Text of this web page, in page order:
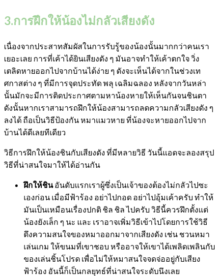
3.การฝึกให้น้องไม่กลัวเสียงดัง
เนื่องจากประสาทสัมผัสในการรับรู้ของน้องนั้นมากกว่าคนเรา
เยอะเลย การที่เค้าได้ยินเสียงดัง ๆ มันอาจทำให้เค้าตกใจ วิ่ง
เตลิดหายออกไปจากบ้านได้ง่าย ๆ ดังจะเห็นได้จากในช่วงเท
ศกาสต่าง ๆ ที่มีการจุดประทัด พลุ เฉลิมฉลอง หลังจากวันหล่า
นั้นมักจะมีการติดประกาศตามหาน้องหายให้เห็นกันจนชินตา
ดังนั้นหากเราสามารถฝึกให้น้องสามารถลดความกลัวเสียงดัง ๆ
ลงได้ ถือเป็นวิธีป้องกัน หมาแมวหาย ที่น้องจะหายออกไปจาก
บ้านได้ดีเลยทีเดียว
วิธีการฝึกให้น้องชินกับเสียงดัง ที่มีหลายวิธี วันนี้แอดจะลองสรุป
วิธีที่น่าสนใจมาให้ได้อ่านกัน
ฝึกให้ชินอันดับแรกเราผู้ซึ่งเป็นเจ้าของต้องไม่กลัวไปซะ
เองก่อน เมื่อมีฟ้าร้อง อย่าไปกอด อย่าไปอุ้มเค้าครับ ทำให้
มันเป็นเหมือนเรื่องปกติ ชิล ชิล ไปครับ วิธีนี้ควรฝึกตั้งแต่
น้องยังเล็ก ๆ นะ และ เราอาจเพิ่มวิธีเข้าไปโดยการใช้วิธี
ดึงความสนใจของหมาออกมาจากเสียงดัง เช่น ชวนหมา
เล่นเกม ให้ขนมที่เขาชอบ หรืออาจให้เขาได้เพลิดเพลินกับ
ของเล่นชิ้นโปรด เพื่อไม่ให้หมาสนใจจดจ่ออยู่กับเสียง
ฟ้าร้อง อันนี้ก็เป็นกลยุทธ์ที่น่าสนใจระดับนึงเลย